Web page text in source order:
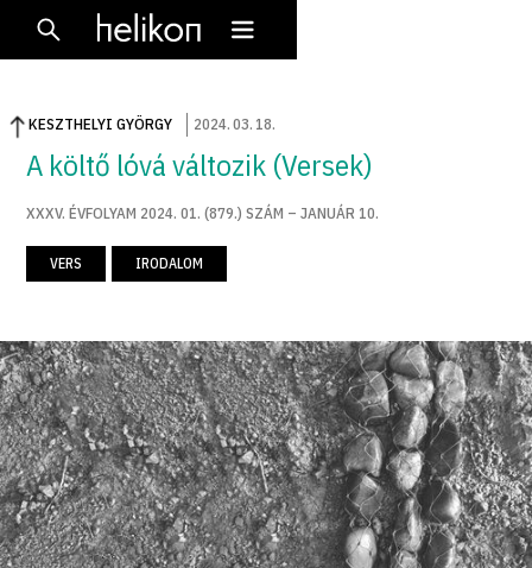
KESZTHELYI GYÖRGY 2024.03. 18.
A költő lóvá változik (Versek)
XXXV. ÉVFOLYAM 2024. 01. (879.) SZÁM – JANUÁR 10.
VERS IRODALOM